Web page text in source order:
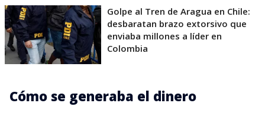
Golpe al Tren de Aragua en Chile:
desbaratan brazo extorsivo que
enviaba millones a líder en
Colombia
Cómo se generaba el dinero